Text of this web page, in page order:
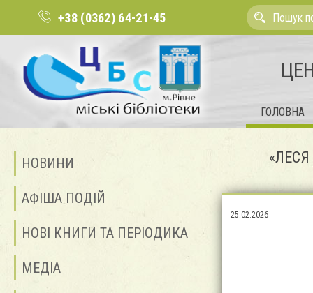
+38 (0362) 64-21-45
ГОЛОВНА
НОВИНИ
АФІША ПОДІЙ
НОВІ КНИГИ ТА ПЕРІОДИКА
МЕДІА
25.02.2026